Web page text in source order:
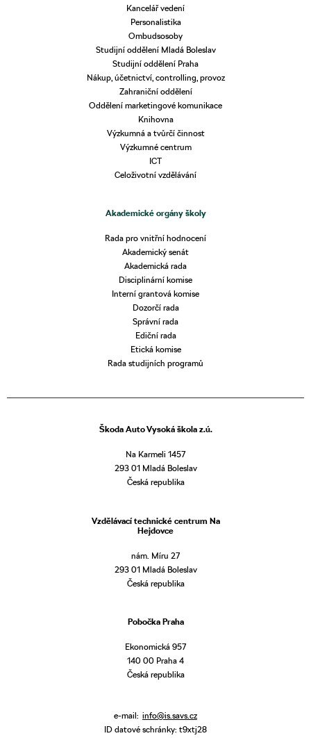
Kancelář vedení
Personalistika
Ombudsosoby
Studijní oddělení Mladá Boleslav
Studijní oddělení Praha
Nákup, účetnictví, controlling, provoz
Zahraniční oddělení
Oddělení marketingové komunikace
Knihovna
Výzkumná a tvůrčí činnost
Výzkumné centrum
ICT
Celoživotní vzdělávání
Akademické orgány školy
Rada pro vnitřní hodnocení
Akademický senát
Akademická rada
Disciplinární komise
Interní grantová komise
Dozorčí rada
Správní rada
Ediční rada
Etická komise
Rada studijních programů
Škoda Auto Vysoká škola z.ú.
Na Karmeli 1457
293 01 Mladá Boleslav
Česká republika
Vzdělávací technické centrum Na
Hejdovce
nám. Míru 27
293 01 Mladá Boleslav
Česká republika
Pobočka Praha
Ekonomická 957
140 00 Praha 4
Česká republika
e-mail: info@is.savs.cz
ID datové schránky: t9xtj28